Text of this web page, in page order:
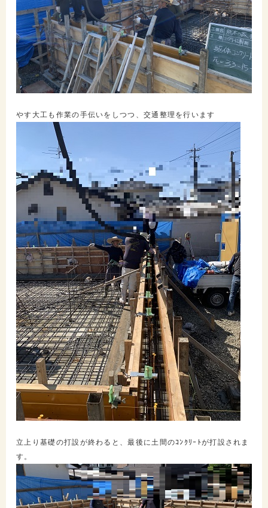
やす大工も作業の手伝いをしつつ、交通整理を行います
立上り基礎の打設が終わると、最後に土間のｺﾝｸﾘｰﾄが打設されま
す。